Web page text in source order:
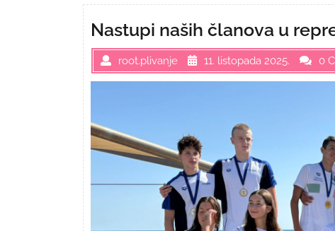
Nastupi naših članova u
root.plivanje 11. listopada 2025. 0